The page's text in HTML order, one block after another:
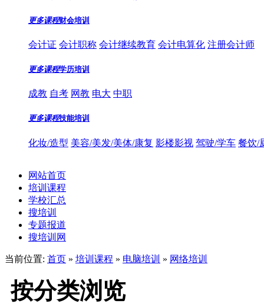
更多课程财会培训
会计证 会计职称 会计继续教育 会计电算化 注册会计师
更多课程学历培训
成教 自考 网教 电大 中职
更多课程技能培训
化妆/造型 美容/美发/美体/康复 影楼影视 驾驶/学车 餐饮/
网站首页
培训课程
学校汇总
搜培训
专题报道
搜培训网
当前位置: 首页 » 培训课程 » 电脑培训 » 网络培训
按分类浏览